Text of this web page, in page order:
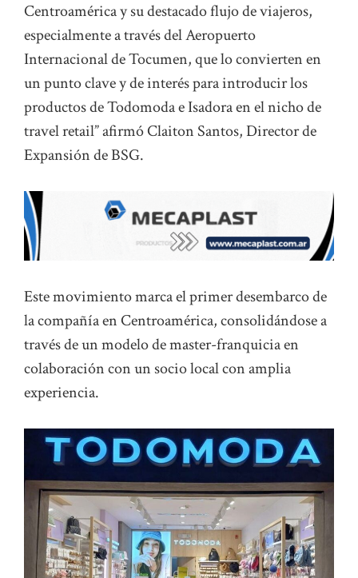
Centroamérica y su destacado flujo de viajeros,
especialmente a través del Aeropuerto
Internacional de Tocumen, que lo convierten en
un punto clave y de interés para introducir los
productos de Todomoda e Isadora en el nicho de
travel retail” afirmó Claiton Santos, Director de
Expansión de BSG.
Este movimiento marca el primer desembarco de
la compañía en Centroamérica, consolidándose a
través de un modelo de master-franquicia en
colaboración con un socio local con amplia
experiencia.